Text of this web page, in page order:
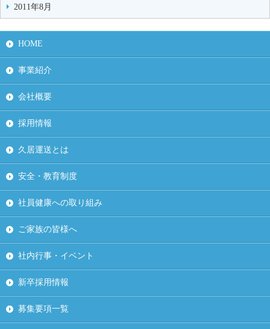
2011年8月
HOME
事業紹介
会社概要
採用情報
久居運送とは
安全・教育制度
社員健康への取り組み
ご家族の皆様へ
社内行事・イベント
新卒採用情報
募集要項一覧